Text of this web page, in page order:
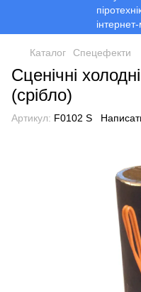
Каталог Спецефекти
Сценічні
(срібло)
Артикул: F0102 S